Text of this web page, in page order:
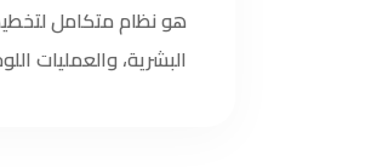
هو نظام متكامل
البشرية، والعمليات